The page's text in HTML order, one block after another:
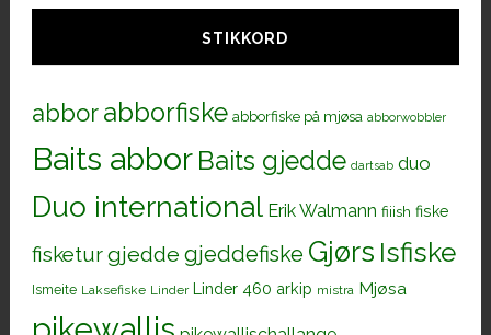
STIKKORD
abborabborfiske abborfiske på mjøsa abborwobbler
Baits abbor Baits gjedde dartsab duo
Duo international Erik Walmann fiiish fiske
fisketurgjedde gjeddefiske Gjørs Isfiske
Ismeite Laksefiske Linder Linder 460 arkip mistra Mjøsa